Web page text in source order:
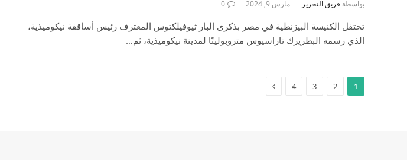
بواسطة فريق التحرير مارس 9, 2024 0
تحتفل الكنيسة البيزنطية في مصر بذكرى البار ثيوفيلكتوس المعترف رئيس أساقفة نيكوميذية،
الذي رسمه البطريرك تاراسيوس متروبوليتًا لمدينة نيكوميذية، ثم…
1
2
3
4